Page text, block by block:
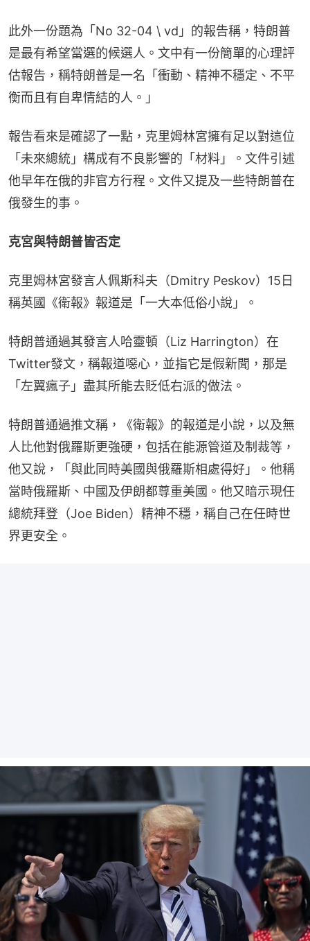
此外一份題為「No 32-04 \ vd」的報告稱，特朗普
是最有希望當選的候選人。文中有一份簡單的心理評
估報告，稱特朗普是一名「衝動、精神不穩定、不平
衡而且有自卑情結的人。」
報告看來是確認了一點，克里姆林宮擁有足以對這位
「未來總統」構成有不良影響的「材料」。文件引述
他早年在俄的非官方行程。文件又提及一些特朗普在
俄發生的事。
克宮與特朗普皆否定
克里姆林宮發言人佩斯科夫（Dmitry Peskov）15日
稱英國《衛報》報道是「一大本低俗小說」。
特朗普通過其發言人哈靈頓（Liz Harrington）在
Twitter發文，稱報道噁心，並指它是假新聞，那是
「左翼瘋子」盡其所能去貶低右派的做法。
特朗普通過推文稱，《衛報》的報道是小說，以及無
人比他對俄羅斯更強硬，包括在能源管道及制裁等，
他又說，「與此同時美國與俄羅斯相處得好」。他稱
當時俄羅斯、中國及伊朗都尊重美國。他又暗示現任
總統拜登（Joe Biden）精神不穩，稱自己在任時世
界更安全。